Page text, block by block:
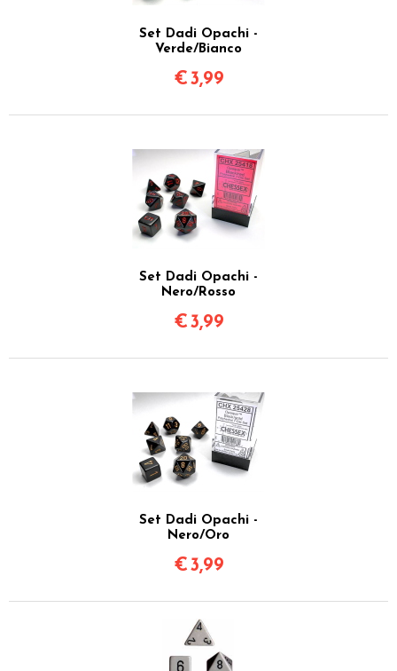
Set Dadi Opachi -
Verde/Bianco
€3,99
Set Dadi Opachi -
Nero/Rosso
€3,99
Set Dadi Opachi -
Nero/Oro
€3,99